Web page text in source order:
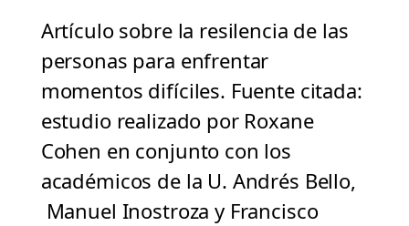
Artículo sobre la resilencia de las
personas para enfrentar
momentos difíciles. Fuente citada:
estudio realizado por Roxane
Cohen en conjunto con los
académicos de la U. Andrés Bello,
Manuel Inostroza y Francisco